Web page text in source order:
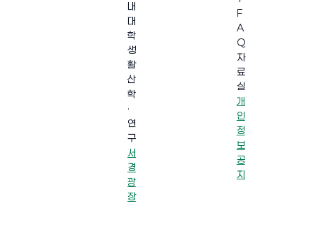
내
대
학
생
활
산
학
·
연
구
서
경
광
장
F
A
Q
자
료
실
개
인
정
보
공
지